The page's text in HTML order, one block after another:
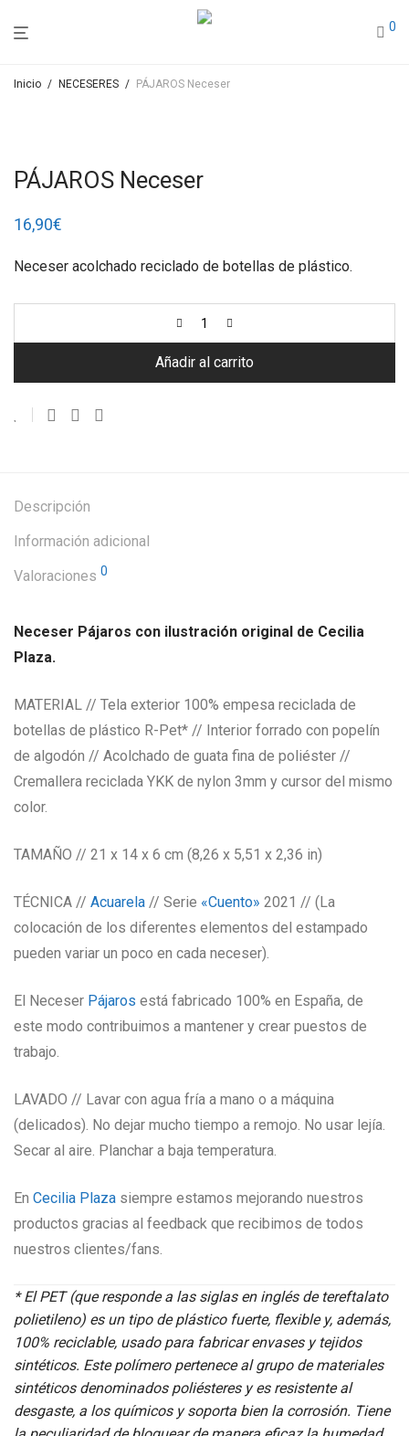
0
Inicio / NECESERES / PÁJAROS Neceser
PÁJAROS Neceser
16,90€
Neceser acolchado reciclado de botellas de plástico.
Añadir al carrito
Descripción
Información adicional
Valoraciones 0
Neceser Pájaros con ilustración original de Cecilia
Plaza.
MATERIAL // Tela exterior 100% empesa reciclada de
botellas de plástico R-Pet* // Interior forrado con popelín
de algodón // Acolchado de guata fina de poliéster //
Cremallera reciclada YKK de nylon 3mm y cursor del mismo
color.
TAMAÑO // 21 x 14 x 6 cm (8,26 x 5,51 x 2,36 in)
TÉCNICA // Acuarela // Serie «Cuento» 2021 // (La
colocación de los diferentes elementos del estampado
pueden variar un poco en cada neceser).
El Neceser Pájaros está fabricado 100% en España, de
este modo contribuimos a mantener y crear puestos de
trabajo.
LAVADO // Lavar con agua fría a mano o a máquina
(delicados). No dejar mucho tiempo a remojo. No usar lejía.
Secar al aire. Planchar a baja temperatura.
En Cecilia Plaza siempre estamos mejorando nuestros
productos gracias al feedback que recibimos de todos
nuestros clientes/fans.
*El PET (que responde a las siglas en inglés de tereftalato
polietileno) es un tipo de plástico fuerte, flexible y, además,
100% reciclable, usado para fabricar envases y tejidos
sintéticos. Este polímero pertenece al grupo de materiales
sintéticos denominados poliésteres y es resistente al
desgaste, a los químicos y soporta bien la corrosión. Tiene